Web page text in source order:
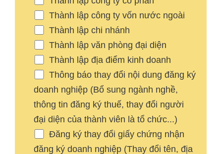
Thành lập công ty vốn nước ngoài
Thành lập chi nhánh
Thành lập văn phòng đại diện
Thành lập địa điểm kinh doanh
Thông báo thay đổi nội dung đăng ký
doanh nghiệp (Bổ sung ngành nghề,
thông tin đăng ký thuế, thay đổi người
đại diện của thành viên là tổ chức...)
Đăng ký thay đổi giấy chứng nhận
đăng ký doanh nghiệp (Thay đổi tên, địa